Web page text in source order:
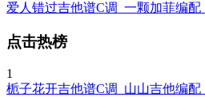
爱人错过吉他谱C调_一颗加菲编配
点击热榜
1
栀子花开吉他谱C调_山山吉他编配